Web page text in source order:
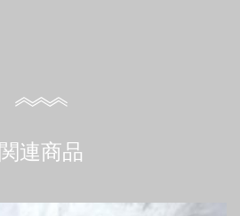
関連商品